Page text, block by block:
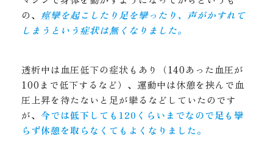
の、 痙攣を起こしたり足を攣ったり、声がかすれて
しまうという症状は無くなりました。
透析中は血圧低下の症状もあり（140あった血圧が
100まで低下するなど）、運動中は休憩を挟んで血
圧上昇を待たないと足が攣るなどしていたのです
が、 今では低下しても120くらいまでなので足も攣
らず休憩を取らなくてもよくなりました。